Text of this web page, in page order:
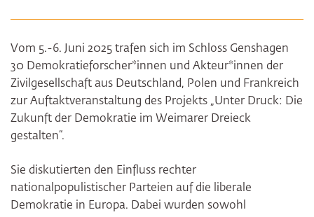
Vom 5.-6. Juni 2025 trafen sich im Schloss Genshagen
30 Demokratieforscher*innen und Akteur*innen der
Zivilgesellschaft aus Deutschland, Polen und Frankreich
zur Auftaktveranstaltung des Projekts „Unter Druck: Die
Zukunft der Demokratie im Weimarer Dreieck
gestalten“.
Sie diskutierten den Einfluss rechter
nationalpopulistischer Parteien auf die liberale
Demokratie in Europa. Dabei wurden sowohl